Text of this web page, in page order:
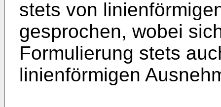
stets von
gesprochen, wobei
Formulierung stets
linienförmigen